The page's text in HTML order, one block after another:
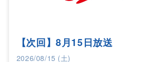
【次回】8月15日放送
2026/08/15 (土)